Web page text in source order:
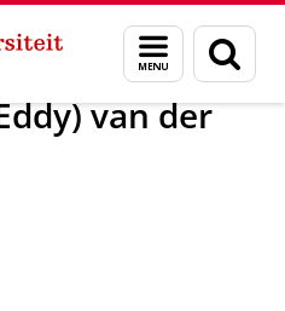
Menu
en
zoeken
E.A. (Eddy) van der Zee
van der